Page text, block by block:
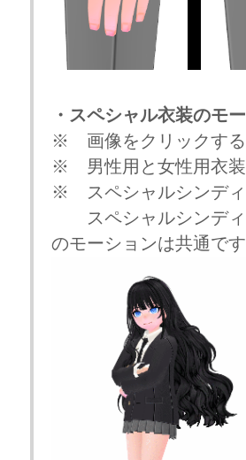
・スペシャル衣装のモ
※ 画像をクリックする
※ 男性用と女性用衣装
※ スペシャルシンディ
スペシャルシンディ
のモーションは共通で